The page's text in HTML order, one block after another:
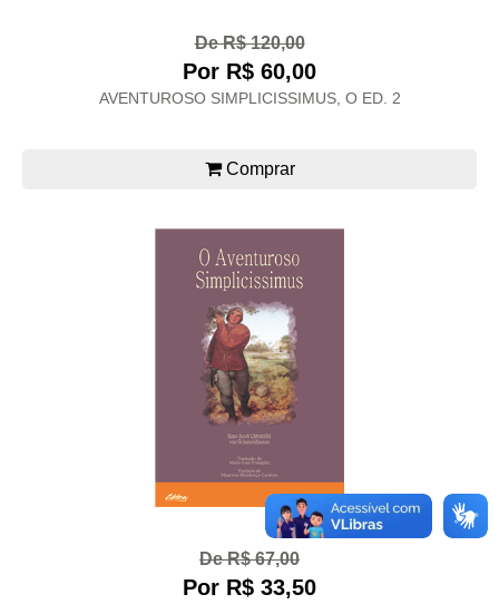
De R$ 120,00
Por R$ 60,00
AVENTUROSO SIMPLICISSIMUS, O ED. 2
Comprar
De R$ 67,00
Por R$ 33,50